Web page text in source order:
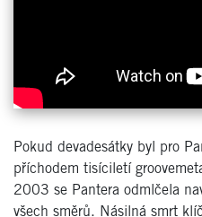
Pokud devadesátky byl pro
příchodem tisíciletí
2003 se Pantera odmlčela
všech směrů. Násilná smrt